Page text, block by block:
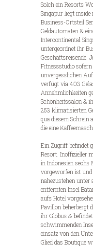
Solch ein Resorts
Singapur liegt
Business-Ortsteil
Geldautomaten &
Intercontinental
untergeordnet ihr
Geschäftsreisende.
Fitnessstudio
unvergesslichen
verfügt via 403
Annehmlichkeiten
Schönheitssalon &
253 klimatisierten
qua diesem Schrein
die eine
Ein Zugriff befindet
Resort. Inoffizieller
in Indonesien sechs
vorgeworfen ist und
nahezustehen unter
entfernten Insel
aufs Hotel
Pavillon beherbergt
ihr Globus &
schwimmenden
einsatz von den
Glied das Boutique